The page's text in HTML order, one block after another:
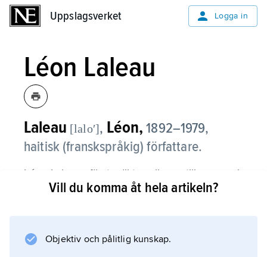
Uppslagsverket Logga in
Léon Laleau
Laleau [laloʹ], Léon, 1892–1979,
haitisk (franskspråkig) författare.
Léon Laleaus första diktsamlingar, till exempel
À voix basse
diskret sätt Haitis invånare komma till tals i
Vill du komma åt hela artikeln?
Objektiv och pålitlig kunskap.